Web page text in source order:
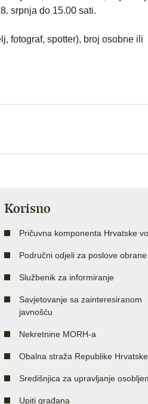
srpnja do 15.00 sati.
fotograf, spotter), broj osobne ili
Korisno
Pričuvna komponenta Hrvatske
Područni odjeli za poslove obrane
Službenik za informiranje
Savjetovanje sa zainteresiranom
javnošću
Nekretnine MORH-a
Obalna straža Republike Hrvatske
Središnjica za upravljanje
Upiti građana